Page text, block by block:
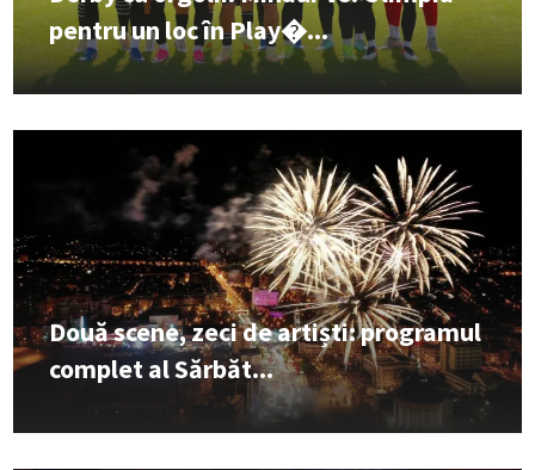
pentru un loc în Play�...
Două scene, zeci de artiști: programul
complet al Sărbăt...